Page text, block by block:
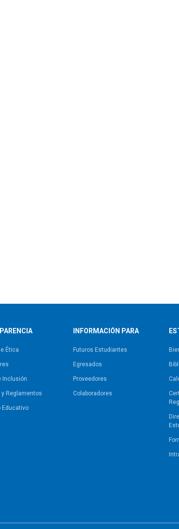
Ética
Inclusión
Reglamentos​
Educativo
INFORMACIÓN PARA
Futuros Estudiantes
Egresados
Proveedores
Colaboradores